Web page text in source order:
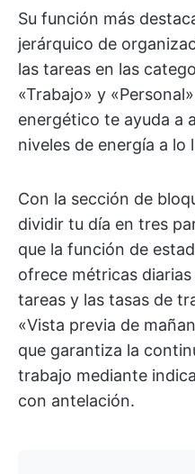
Su función más
jerárquico de
las tareas en las
«Trabajo» y
energético te ayuda a
niveles de energía a lo
Con la sección de
dividir tu día en tres
que la función de
ofrece métricas
tareas y las tasas de
«Vista previa de
que garantiza la
trabajo mediante
con antelación.